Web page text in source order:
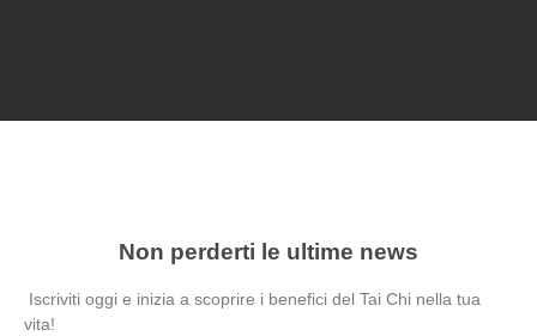
Non perderti le ultime news
Iscriviti oggi e inizia a scoprire i benefici del Tai Chi nella tua
vita!